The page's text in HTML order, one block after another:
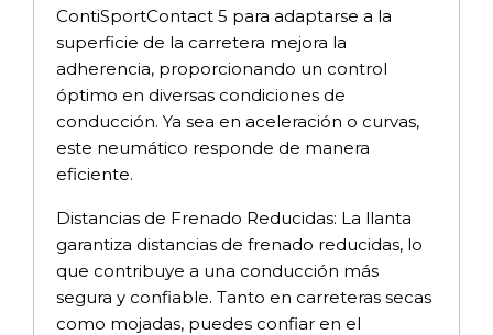
ContiSportContact 5 para adaptarse a la
superficie de la carretera mejora la
adherencia, proporcionando un control
óptimo en diversas condiciones de
conducción. Ya sea en aceleración o curvas,
este neumático responde de manera
eficiente.
Distancias de Frenado Reducidas: La llanta
garantiza distancias de frenado reducidas, lo
que contribuye a una conducción más
segura y confiable. Tanto en carreteras secas
como mojadas, puedes confiar en el